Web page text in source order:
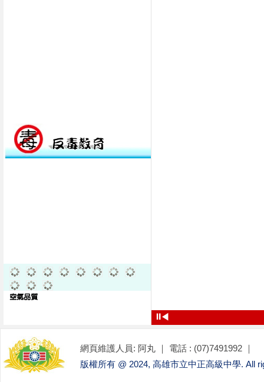
⏸◀
網頁維護人員: 阿丸 ｜ 電話 : (07)7491992 ｜
版權所有 @ 2024, 高雄市立中正高級中學. All